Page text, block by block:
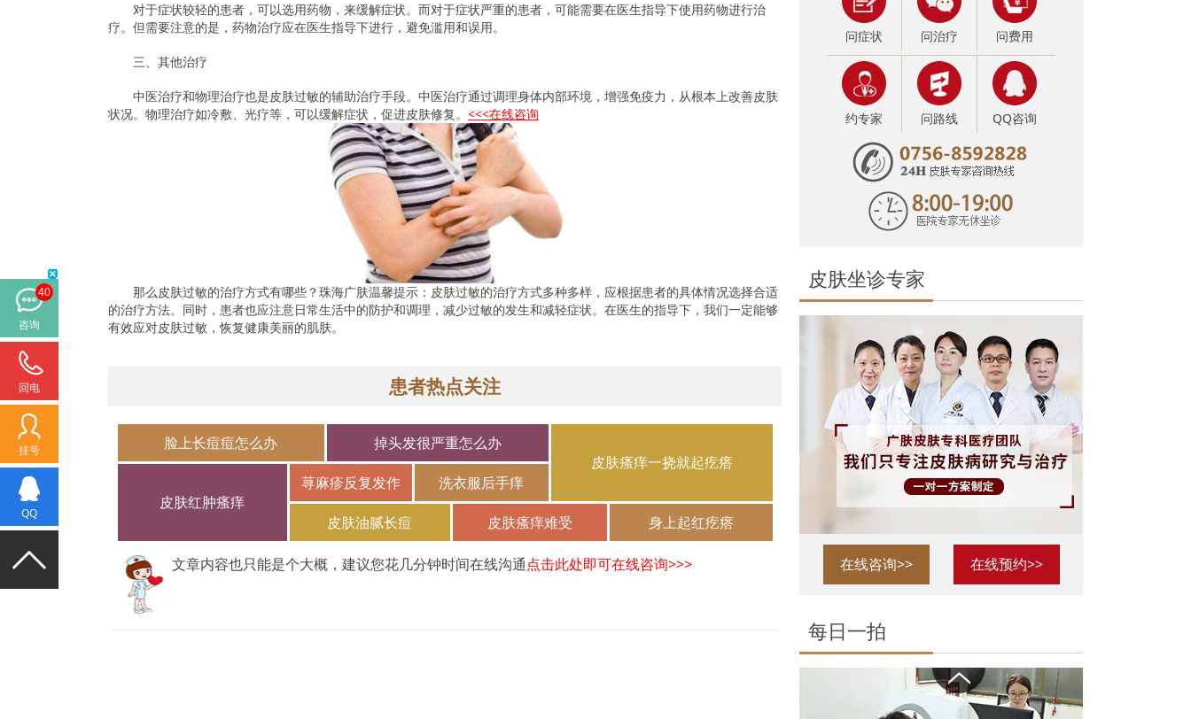
对于症状较轻的患者，可以选用药物，来缓解症状。而对于症状严重的患者，可能需要在医生指导下使用药物进行治
疗。但需要注意的是，药物治疗应在医生指导下进行，避免滥用和误用。
三、其他治疗
中医治疗和物理治疗也是皮肤过敏的辅助治疗手段。中医治疗通过调理身体内部环境，增强免疫力，从根本上改善皮肤
状况。物理治疗如冷敷、光疗等，可以缓解症状，促进皮肤修复。 <<<在线咨询
那么皮肤过敏的治疗方式有哪些？珠海广肤温馨提示：皮肤过敏的治疗方式多种多样，应根据患者的具体情况选择合适
的治疗方法。同时，患者也应注意日常生活中的防护和调理，减少过敏的发生和减轻症状。在医生的指导下，我们一定能够
有效应对皮肤过敏，恢复健康美丽的肌肤。
患者热点关注
脸上长痘痘怎么办
掉头发很严重怎么办
皮肤瘙痒一挠就起疙瘩
皮肤红肿瘙痒
荨麻疹反复发作 洗衣服后手痒
皮肤油腻长痘 皮肤瘙痒难受 身上起红疙瘩
文章内容也只能是个大概，建议您花几分钟时间在线沟通点击此处即可在线咨询>>>
问症状 问治疗 问费用
约专家 问路线 QQ咨询
皮肤坐诊专家
在线咨询>> 在线预约>>
每日一拍
40
咨询
回电
挂号
QQ